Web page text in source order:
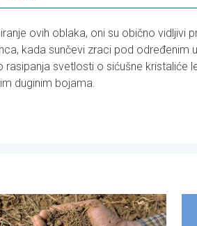
ovih oblaka, oni su obično vidljivi
kada sunčevi zraci pod određenim
svetlosti o sićušne kristaliće
duginim bojama.
11. jul 2026.
brže isušuje zemljište. Nova